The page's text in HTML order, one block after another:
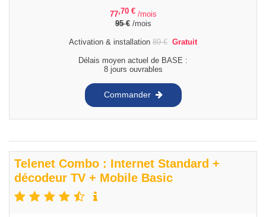
77,70 € /mois
95€/mois
Activation & installation 89€ Gratuit
Délais moyen actuel de BASE :
8 jours ouvrables
Commander
Telenet Combo : Internet Standard +
décodeur TV + Mobile Basic